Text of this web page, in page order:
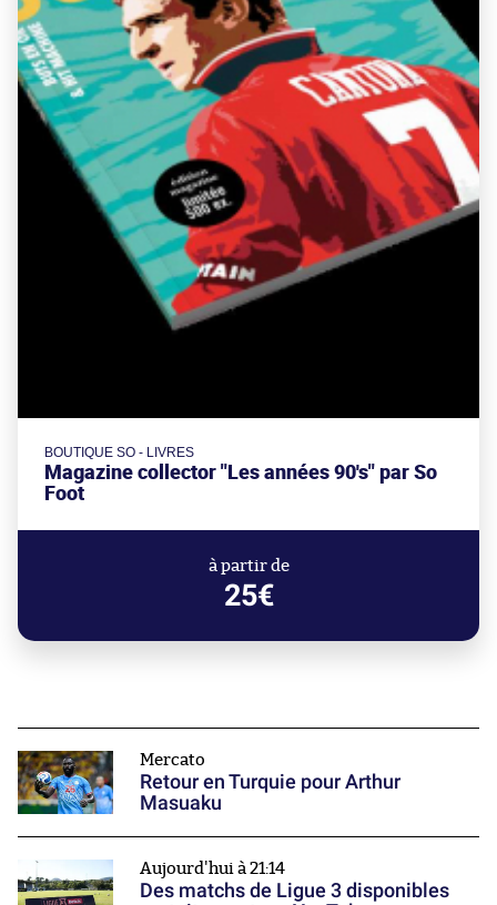
BOUTIQUE SO - LIVRES
Magazine collector "Les années 90's" par So
Foot
à partir de
25€
Mercato
Retour en Turquie pour Arthur
Masuaku
Aujourd'hui à 21:14
Des matchs de Ligue 3 disponibles